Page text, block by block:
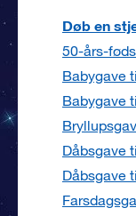
Døb en
50-års-
Babygave
Babygave
Dåbsgave
Dåbsgave